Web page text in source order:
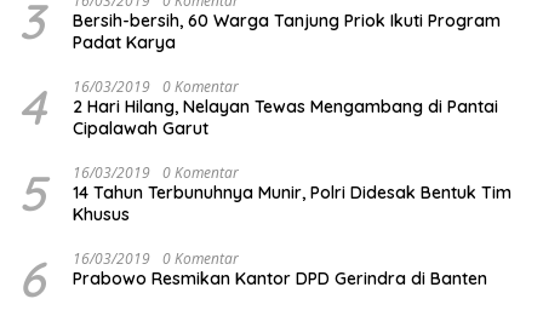
3
Bersih-bersih, 60 Warga Tanjung Priok Ikuti Program
Padat Karya
4 16/03/2019 0 Komentar
2 Hari Hilang, Nelayan Tewas Mengambang di Pantai
Cipalawah Garut
5 16/03/2019 0 Komentar
14 Tahun Terbunuhnya Munir, Polri Didesak Bentuk Tim
Khusus
6 16/03/2019 0 Komentar
Prabowo Resmikan Kantor DPD Gerindra di Banten